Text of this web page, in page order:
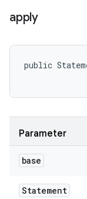
apply
public
Parameter
base
Statement